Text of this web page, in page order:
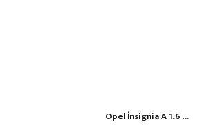
Opel İnsignia A 1.6 ...